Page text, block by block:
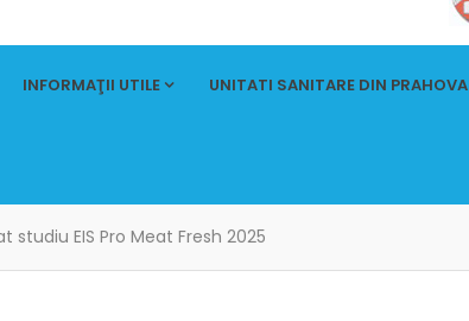
INFORMAŢII UTILE UNITATI SANITARE DIN PRAHOVA
studiu EIS Pro Meat Fresh 2025